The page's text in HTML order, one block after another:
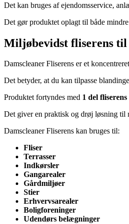
Det kan bruges af ejendomsservice,
Det gør produktet oplagt til både
Miljøbevidst fliserens til
Damscleaner Fliserens er et
Det betyder, at du kan tilpasse
Produktet fortyndes med 1 del
Det giver en praktisk og drøj løsning til
Damscleaner Fliserens kan bruges til:
Fliser
Terrasser
Indkørsler
Gangarealer
Gårdmiljøer
Stier
Erhvervsarealer
Boligforeninger
Udendørs belægninger